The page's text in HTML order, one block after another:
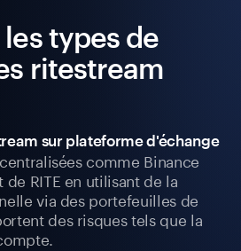
types de
ritestream
sur plateforme d'échange
comme Binance
RITE en utilisant de la
via des portefeuilles de
des risques tels que la